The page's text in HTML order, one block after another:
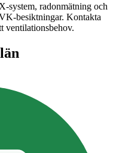
system, radonmätning och
besiktningar. Kontakta
ventilationsbehov.